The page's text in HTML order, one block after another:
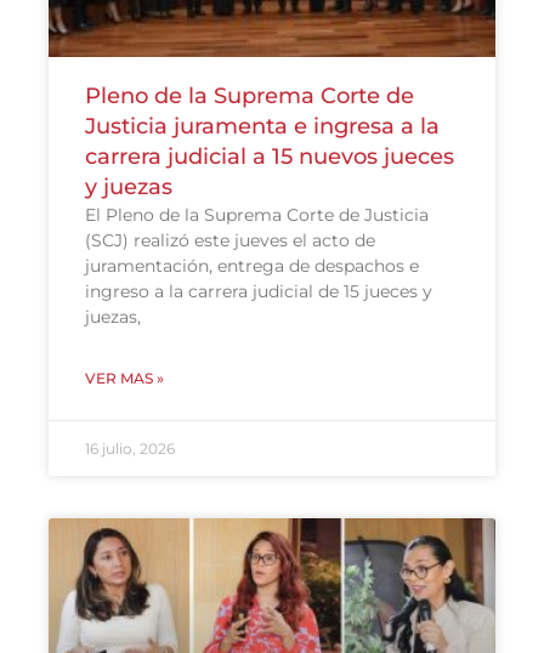
Pleno de la Suprema Corte de
Justicia juramenta e ingresa a la
carrera judicial a 15 nuevos jueces
y juezas
El Pleno de la Suprema Corte de Justicia
(SCJ) realizó este jueves el acto de
juramentación, entrega de despachos e
ingreso a la carrera judicial de 15 jueces y
juezas,
VER MAS »
16 julio, 2026